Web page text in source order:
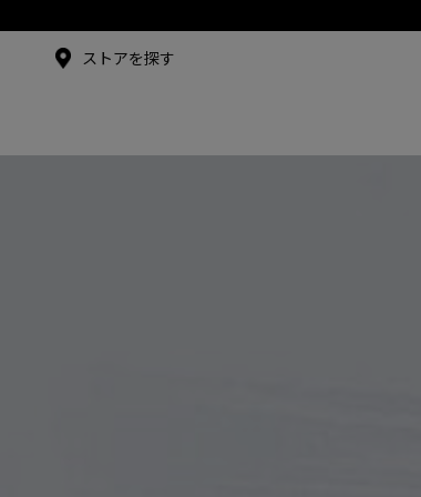
アンバサダー
シャツ
ストアを探す